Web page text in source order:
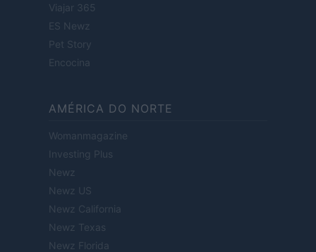
Viajar 365
ES Newz
Pet Story
Encocina
AMÉRICA DO NORTE
Womanmagazine
Investing Plus
Newz
Newz US
Newz California
Newz Texas
Newz Florida